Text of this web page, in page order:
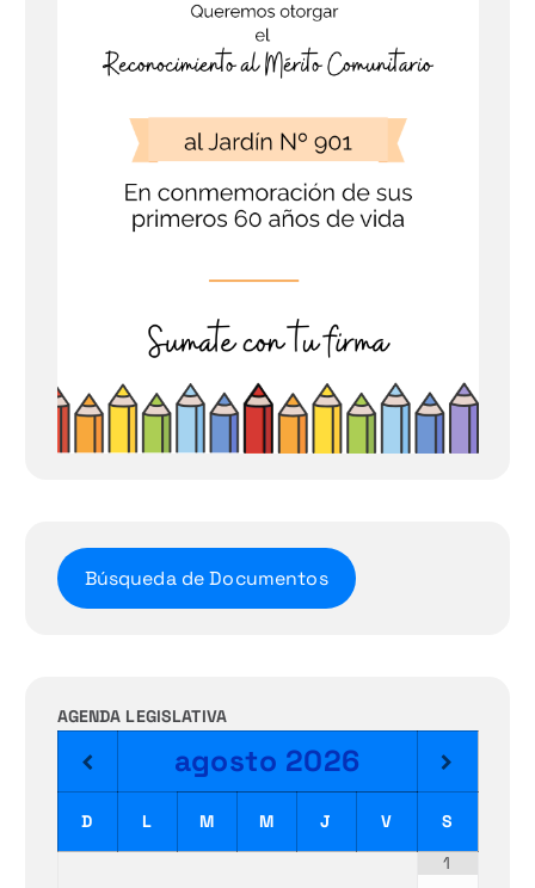
Búsqueda de Documentos
AGENDA LEGISLATIVA
agosto 2026
D L M M J V
S
1